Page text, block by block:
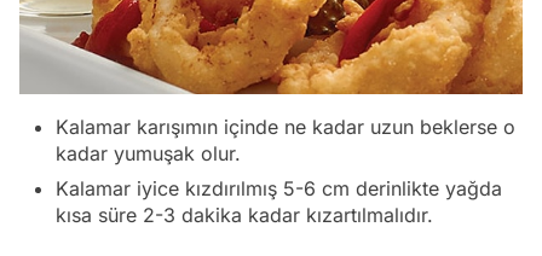
Kalamar karışımın içinde ne kadar uzun beklerse o
kadar yumuşak olur.
Kalamar iyice kızdırılmış 5-6 cm derinlikte yağda
kısa süre 2-3 dakika kadar kızartılmalıdır.